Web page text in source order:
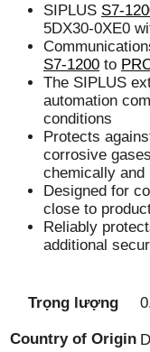
SIPLUS S7-
5DX30-0XE0
S7-1200 to
The SIPLUS
automation
conditions
Protects
corrosive
chemically and
Designed for
close to
Reliably
additional
Trọng lượng
Country of Origin